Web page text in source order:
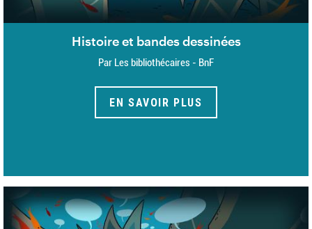
Histoire et bandes dessinées
Par Les bibliothécaires - BnF
EN SAVOIR PLUS